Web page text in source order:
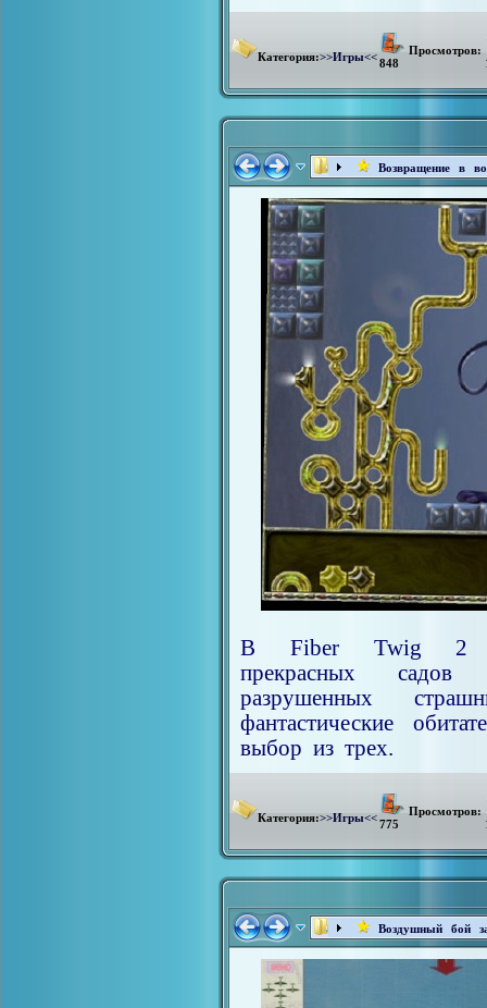
Категория:>>Игры<<
Просмотров:
848
Возвращение в
В Fiber Twig 2
прекрасных садов
разрушенных
фантастические
выбор из трех.
Категория:>>Игры<<
Просмотров:
775
Воздушный бой